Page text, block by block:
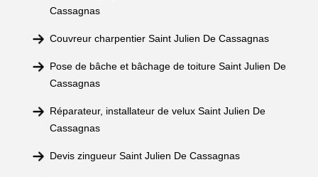
Cassagnas
Couvreur charpentier Saint Julien De Cassagnas
Pose de bâche et bâchage de toiture Saint Julien De
Cassagnas
Réparateur, installateur de velux Saint Julien De
Cassagnas
Devis zingueur Saint Julien De Cassagnas